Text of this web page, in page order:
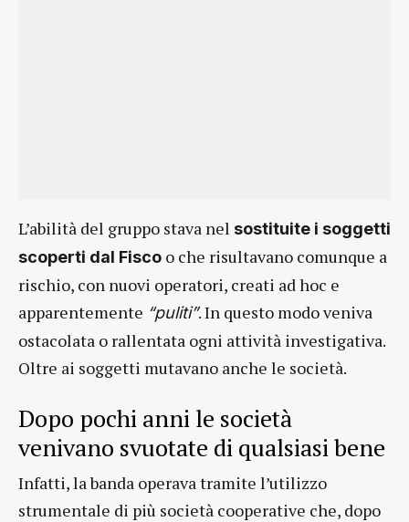
L’abilità del gruppo stava nel sostituite i soggetti
scoperti dal Fisco o che risultavano comunque a
rischio, con nuovi operatori, creati ad hoc e
apparentemente “puliti”. In questo modo veniva
ostacolata o rallentata ogni attività investigativa.
Oltre ai soggetti mutavano anche le società.
Dopo pochi anni le società
venivano svuotate di qualsiasi bene
Infatti, la banda operava tramite l’utilizzo
strumentale di più società cooperative che, dopo